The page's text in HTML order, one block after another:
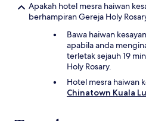
Apakah hotel mesra haiwan
berhampiran Gereja Holy
Bawa haiwan
apabila anda
terletak sejauh 19
Holy Rosary.
Hotel mesra haiwan
Chinatown Kuala